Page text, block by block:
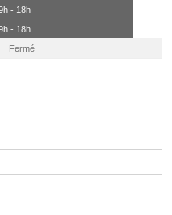
- 18h
- 18h
Fermé